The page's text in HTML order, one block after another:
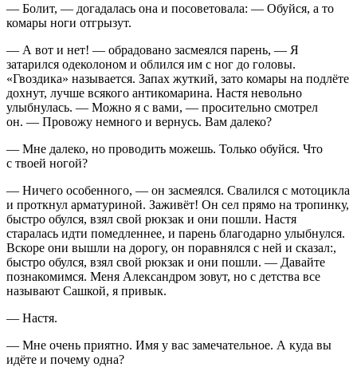
— Болит, — догадалась она и посоветовала: — Обуйся, а то
комары ноги отгрызут.
— А вот и нет! — обрадовано засмеялся парень, — Я
затарился одеколоном и облился им с ног до головы.
«Гвоздика» называется. Запах жуткий, зато комары на подлёте
дохнут, лучше всякого антикомарина. Настя невольно
улыбнулась. — Можно я с вами, — просительно смотрел
он. — Провожу немного и вернусь. Вам далеко?
— Мне далеко, но проводить можешь. Только обуйся. Что
с твоей ногой?
— Ничего особенного, — он засмеялся. Свалился с мотоцикла
и проткнул арматуриной. Заживёт! Он сел прямо на тропинку,
быстро обулся, взял свой рюкзак и они пошли. Настя
старалась идти помедленнее, и парень благодарно улыбнулся.
Вскоре они вышли на дорогу, он поравнялся с ней и сказал:,
быстро обулся, взял свой рюкзак и они пошли. — Давайте
познакомимся. Меня Александром зовут, но с детства все
называют Сашкой, я привык.
— Настя.
— Мне очень приятно. Имя у вас замечательное. А куда вы
идёте и почему одна?